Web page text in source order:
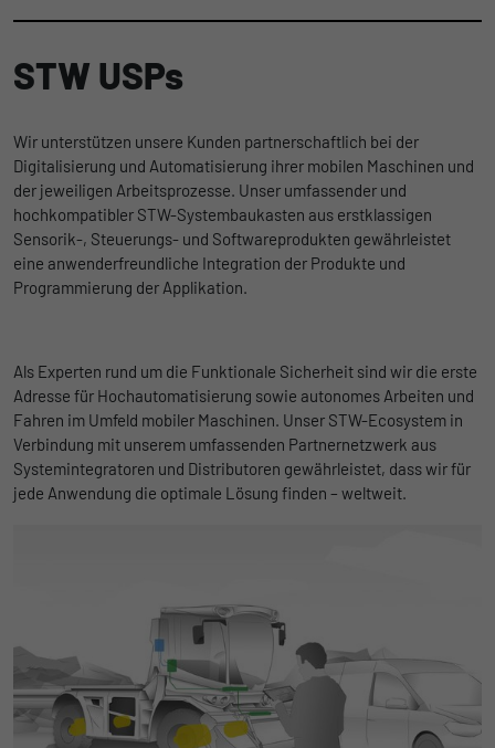
STW USPs
Wir unterstützen unsere Kunden partnerschaftlich bei der
Digitalisierung und Automatisierung ihrer mobilen Maschinen und
der jeweiligen Arbeitsprozesse. Unser umfassender und
hochkompatibler STW-Systembaukasten aus erstklassigen
Sensorik-, Steuerungs- und Softwareprodukten gewährleistet
eine anwenderfreundliche Integration der Produkte und
Programmierung der Applikation.
Als Experten rund um die Funktionale Sicherheit sind wir die erste
Adresse für Hochautomatisierung sowie autonomes Arbeiten und
Fahren im Umfeld mobiler Maschinen. Unser STW-Ecosystem in
Verbindung mit unserem umfassenden Partnernetzwerk aus
Systemintegratoren und Distributoren gewährleistet, dass wir für
jede Anwendung die optimale Lösung finden – weltweit.